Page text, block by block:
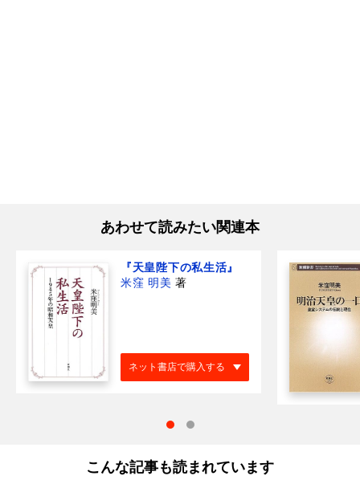
あわせて読みたい関連本
『天皇陛下の私生活』
米窪 明美 著
ネット書店で購入する
こんな記事も読まれています